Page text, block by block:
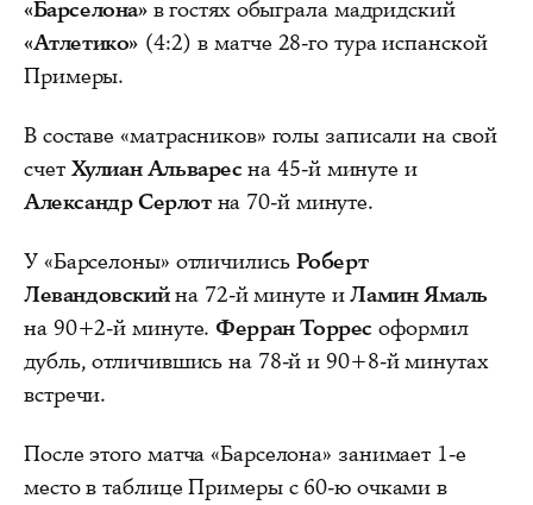
«Барселона»в гостях обыграла мадридский
«Атлетико» (4:2) в матче 28-го тура испанской
Примеры.
В составе «матрасников» голы записали на свой
счет Хулиан Альварес на 45-й минуте и
Александр Серлотна 70-й минуте.
У «Барселоны» отличились Роберт
Левандовскийна 72-й минуте иЛамин Ямаль
на 90+2-й минуте. Ферран Торрес оформил
дубль, отличившись на 78-й и 90+8-й минутах
встречи.
После этого матча «Барселона» занимает 1-е
место в таблице Примеры с 60-ю очками в